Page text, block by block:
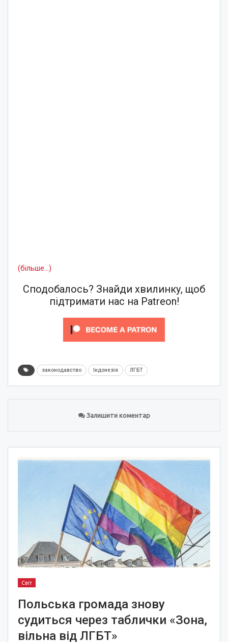
(більше…)
Сподобалось? Знайди хвилинку, щоб
підтримати нас на Patreon!
законодавство Індонезія ЛГБТ
Залишити коментар
Світ
Польська громада знову
судиться через таблички «Зона,
вільна від ЛГБТ»